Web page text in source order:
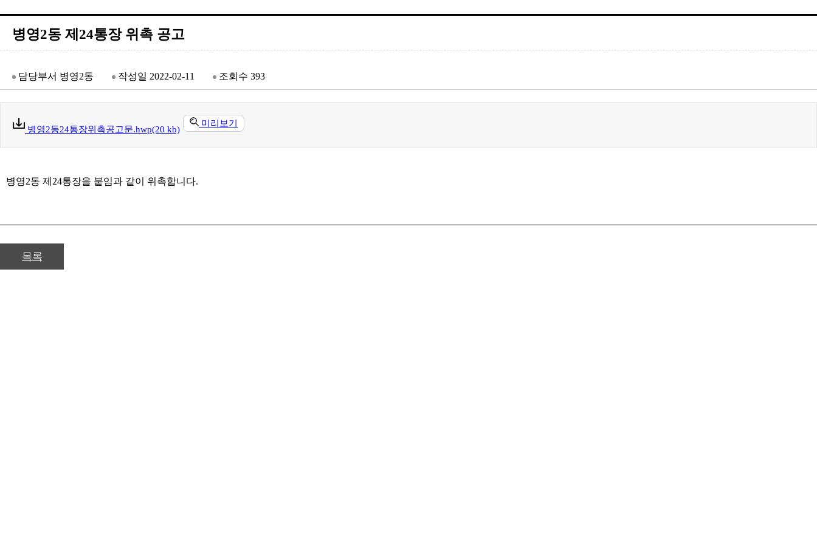
병영2동 제24통장 위촉 공고
담당부서 병영2동 작성일 2022-02-11 조회수 393
병영2동24통장위촉공고문.hwp(20 kb)
미리보기
병영2동 제24통장을 붙임과 같이 위촉합니다.
목록